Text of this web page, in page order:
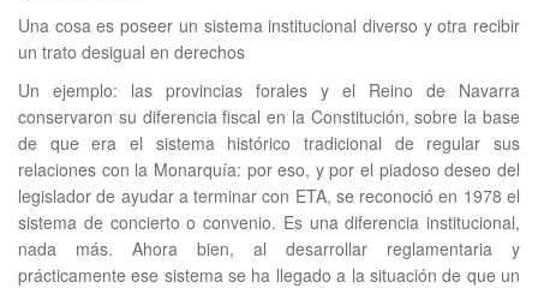
Una cosa es poseer un sistema institucional diverso y otra recibir
un trato desigual en derechos
Un ejemplo: las provincias forales y el Reino de Navarra
conservaron su diferencia fiscal en la Constitución, sobre la base
de que era el sistema histórico tradicional de regular sus
relaciones con la Monarquía: por eso, y por el piadoso deseo del
legislador de ayudar a terminar con ETA, se reconoció en 1978 el
sistema de concierto o convenio. Es una diferencia institucional,
nada más. Ahora bien, al desarrollar reglamentaria y
prácticamente ese sistema se ha llegado a la situación de que un